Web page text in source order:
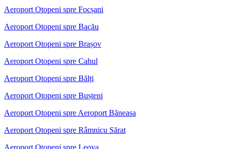
Aeroport Otopeni spre Focșani
Aeroport Otopeni spre Bacău
Aeroport Otopeni spre Brașov
Aeroport Otopeni spre Cahul
Aeroport Otopeni spre Bălți
Aeroport Otopeni spre Bușteni
Aeroport Otopeni spre Aeroport Băneasa
Aeroport Otopeni spre Râmnicu Sărat